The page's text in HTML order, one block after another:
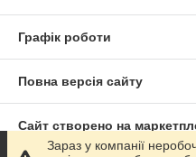
Графік роботи
Повна версія сайту
Сайт створено на
Зараз у компанії